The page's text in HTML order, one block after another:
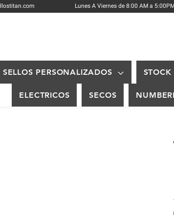
Lunes A Viernes de 8:00 AM a
SELLOS PERSONALIZADOS STOCK
ELECTRICOS SECOS